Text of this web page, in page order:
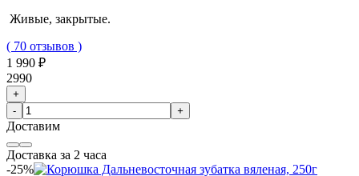
Живые, закрытые.
( 70 отзывов )
1 990 ₽
2990
+
-
+
Доставим
Доставка за 2 часа
-25%